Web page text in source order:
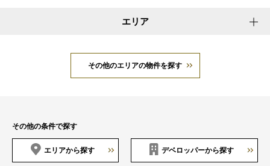
エリア
その他のエリアの物件を探す
その他の条件で探す
エリアから探す デベロッパーから探す